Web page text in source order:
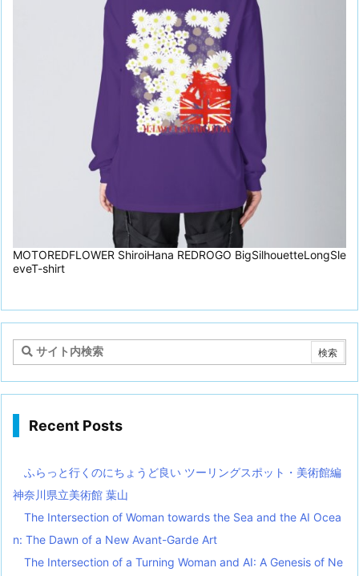
MOTOREDFLOWER ShiroiHana REDROGO BigSilhouetteLongSle
eveT-shirt
Recent Posts
ふらっと行くのにちょうど良い ツーリングスポット・美術館編
神奈川県立美術館 葉山
The Intersection of Woman towards the Sea and the AI Ocea
n: The Dawn of a New Avant-Garde Art
The Intersection of a Turning Woman and AI: A Genesis of Ne